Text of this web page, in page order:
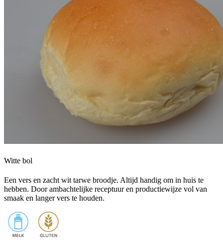
Witte bol
Een vers en zacht wit tarwe broodje. Altijd handig om in huis te
hebben. Door ambachtelijke receptuur en productiewijze vol van
smaak en langer vers te houden.